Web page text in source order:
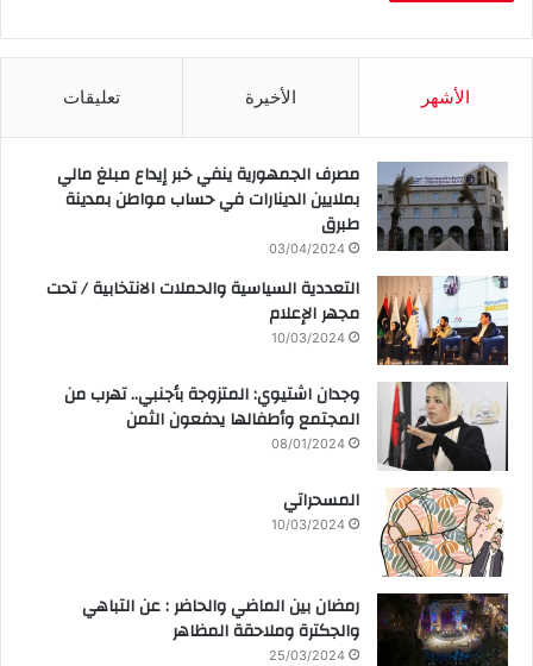
الأشهر الأخيرة تعليقات
مصرف الجمهورية ينفي خبر إيداع مبلغ مالي
بملايين الدينارات في حساب مواطن بمدينة
طبرق
03/04/2024
التعددية السياسية والحملات الانتخابية / تحت
مجهر الإعلام
10/03/2024
وجدان اشتيوي: المتزوجة بأجنبي.. تهرب من
المجتمع وأطفالها يدفعون الثمن
08/01/2024
المسحراتي
10/03/2024
رمضان بين الماضي والحاضر : عن التباهي
والجكترة وملاحقة المظاهر
25/03/2024